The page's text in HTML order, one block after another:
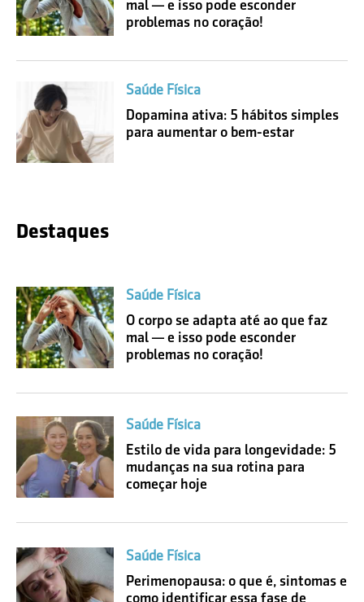
mal — e isso pode esconder
problemas no coração!
Saúde Física
Dopamina ativa: 5 hábitos simples
para aumentar o bem-estar
Destaques
Saúde Física
O corpo se adapta até ao que faz
mal — e isso pode esconder
problemas no coração!
Saúde Física
Estilo de vida para longevidade: 5
mudanças na sua rotina para
começar hoje
Saúde Física
Perimenopausa: o que é, sintomas e
como identificar essa fase de